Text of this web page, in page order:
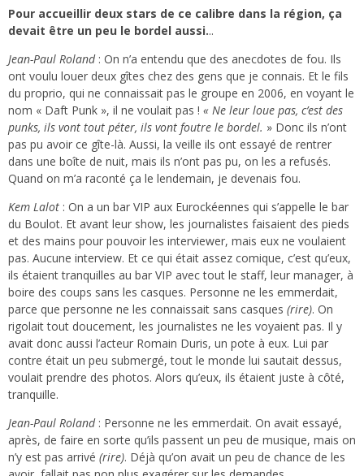
Pour accueillir deux stars de ce calibre dans la région, ça
devait être un peu le bordel aussi...
Jean-Paul Roland: On n’a entendu que des anecdotes de fou. Ils
ont voulu louer deux gîtes chez des gens que je connais. Et le fils
du proprio, qui ne connaissait pas le groupe en 2006, en voyant le
nom « Daft Punk », il ne voulait pas ! « Ne leur loue pas, c’est des
punks, ils vont tout péter, ils vont foutre le bordel. » Donc ils n’ont
pas pu avoir ce gîte-là. Aussi, la veille ils ont essayé de rentrer
dans une boîte de nuit, mais ils n’ont pas pu, on les a refusés.
Quand on m’a raconté ça le lendemain, je devenais fou.
Kem Lalot : On a un bar VIP aux Eurockéennes qui s’appelle le bar
du Boulot. Et avant leur show, les journalistes faisaient des pieds
et des mains pour pouvoir les interviewer, mais eux ne voulaient
pas. Aucune interview. Et ce qui était assez comique, c’est qu’eux,
ils étaient tranquilles au bar VIP avec tout le staff, leur manager, à
boire des coups sans les casques. Personne ne les emmerdait,
parce que personne ne les connaissait sans casques (rire). On
rigolait tout doucement, les journalistes ne les voyaient pas. Il y
avait donc aussi l’acteur Romain Duris, un pote à eux. Lui par
contre était un peu submergé, tout le monde lui sautait dessus,
voulait prendre des photos. Alors qu’eux, ils étaient juste à côté,
tranquille.
Jean-Paul Roland: Personne ne les emmerdait. On avait essayé,
après, de faire en sorte qu’ils passent un peu de musique, mais on
n’y est pas arrivé (rire). Déjà qu’on avait un peu de chance de les